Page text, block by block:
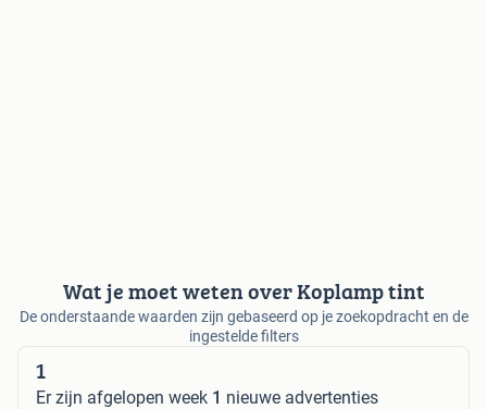
Wat je moet weten over Koplamp tint
De onderstaande waarden zijn gebaseerd op je zoekopdracht en de
ingestelde filters
1
Er zijn afgelopen week 1 nieuwe advertenties